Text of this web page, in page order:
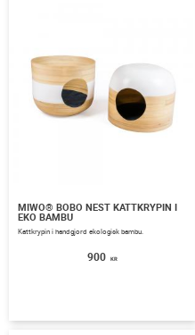
MIWO® BOBO NEST KATTKRYPIN I
EKO BAMBU
Kattkrypin i handgjord ekologisk bambu.
900 KR